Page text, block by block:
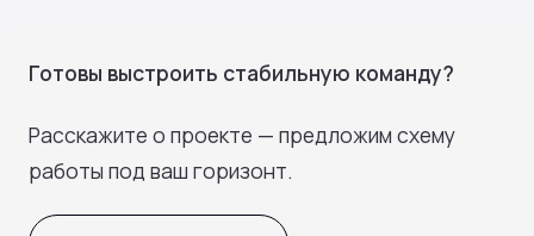
Готовы выстроить стабильную команду?
Расскажите о проекте — предложим схему
работы под ваш горизонт.